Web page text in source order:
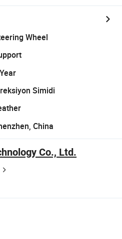
Cla Gla Amg
Wheel
Simidi
China
Co., Ltd.